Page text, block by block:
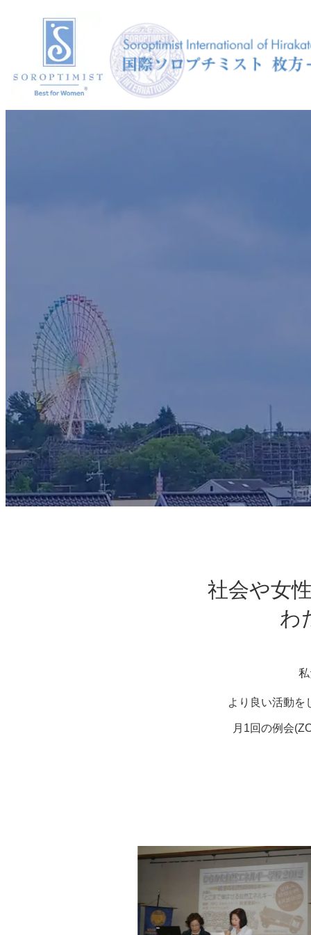
社会や女
わ
より良い活動を
月1回の例会